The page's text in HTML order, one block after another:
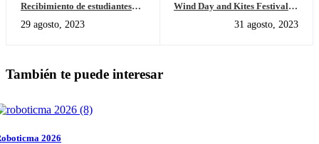
Recibimiento de estudiantes
29 agosto, 2023
Wind Day and Kites Festival at
31 agosto, 2023
También te puede interesar
2026